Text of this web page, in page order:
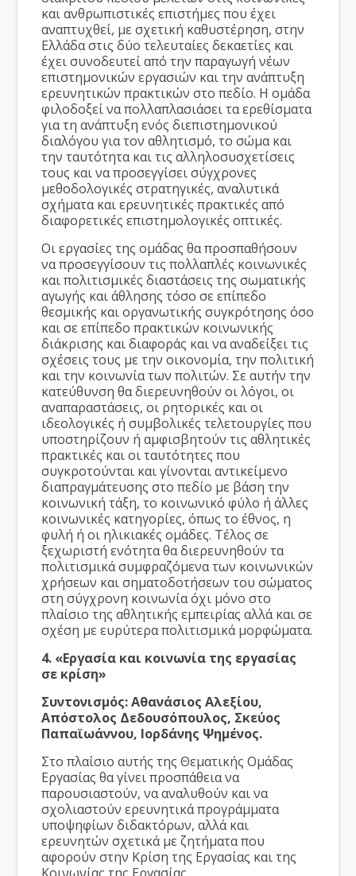
και ανθρωπιστικές επιστήμες που έχει
αναπτυχθεί, με σχετική καθυστέρηση, στην
Ελλάδα στις δύο τελευταίες δεκαετίες και
έχει συνοδευτεί από την παραγωγή νέων
επιστημονικών εργασιών και την ανάπτυξη
ερευνητικών πρακτικών στο πεδίο. Η ομάδα
φιλοδοξεί να πολλαπλασιάσει τα ερεθίσματα
για τη ανάπτυξη ενός διεπιστημονικού
διαλόγου για τον αθλητισμό, το σώμα και
την ταυτότητα και τις αλληλοσυσχετίσεις
τους και να προσεγγίσει σύγχρονες
μεθοδολογικές στρατηγικές, αναλυτικά
σχήματα και ερευνητικές πρακτικές από
διαφορετικές επιστημολογικές οπτικές.
Οι εργασίες της ομάδας θα προσπαθήσουν
να προσεγγίσουν τις πολλαπλές κοινωνικές
και πολιτισμικές διαστάσεις της σωματικής
αγωγής και άθλησης τόσο σε επίπεδο
θεσμικής και οργανωτικής συγκρότησης όσο
και σε επίπεδο πρακτικών κοινωνικής
διάκρισης και διαφοράς και να αναδείξει τις
σχέσεις τους με την οικονομία, την πολιτική
και την κοινωνία των πολιτών. Σε αυτήν την
κατεύθυνση θα διερευνηθούν οι λόγοι, οι
αναπαραστάσεις, οι ρητορικές και οι
ιδεολογικές ή συμβολικές τελετουργίες που
υποστηρίζουν ή αμφισβητούν τις αθλητικές
πρακτικές και οι ταυτότητες που
συγκροτούνται και γίνονται αντικείμενο
διαπραγμάτευσης στο πεδίο με βάση την
κοινωνική τάξη, το κοινωνικό φύλο ή άλλες
κοινωνικές κατηγορίες, όπως το έθνος, η
φυλή ή οι ηλικιακές ομάδες. Τέλος σε
ξεχωριστή ενότητα θα διερευνηθούν τα
πολιτισμικά συμφραζόμενα των κοινωνικών
χρήσεων και σηματοδοτήσεων του σώματος
στη σύγχρονη κοινωνία όχι μόνο στο
πλαίσιο της αθλητικής εμπειρίας αλλά και σε
σχέση με ευρύτερα πολιτισμικά μορφώματα.
4. «Εργασία και κοινωνία της εργασίας
σε κρίση»
Συντονισμός: Αθανάσιος Αλεξίου,
Απόστολος Δεδουσόπουλος, Σκεύος
Παπαϊωάννου, Ιορδάνης Ψημένος.
Στο πλαίσιο αυτής της Θεματικής Ομάδας
Εργασίας θα γίνει προσπάθεια να
παρουσιαστούν, να αναλυθούν και να
σχολιαστούν ερευνητικά προγράμματα
υποψηφίων διδακτόρων, αλλά και
ερευνητών σχετικά με ζητήματα που
αφορούν στην Κρίση της Εργασίας και της